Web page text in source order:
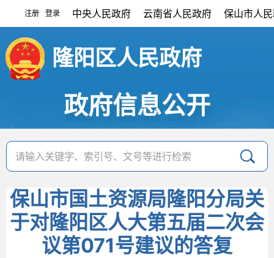
注册 登录 中央人民政府 云南省人民政府 保山市人
隆阳区人民政府
政府信息公开
保山市国土资源局隆阳分局关
于对隆阳区人大第五届二次会
议第071号建议的答复